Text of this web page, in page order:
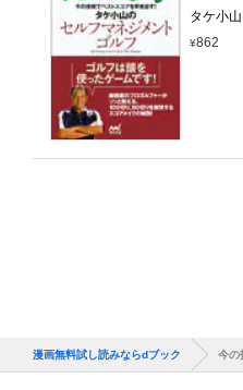
タケ小山
862
漫画無料試し読みならdブック 今の